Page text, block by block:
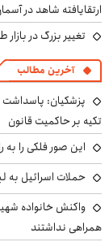
ارتقایافته شاهد در
تغییر بزرگ در
آخرین مطالب
پزشکیان: پاسداشت
تکیه بر حاکمیت قانون
این صور فلکی را
حملات اسرائیل به
واکنش خانواده
همراهی نداشتند